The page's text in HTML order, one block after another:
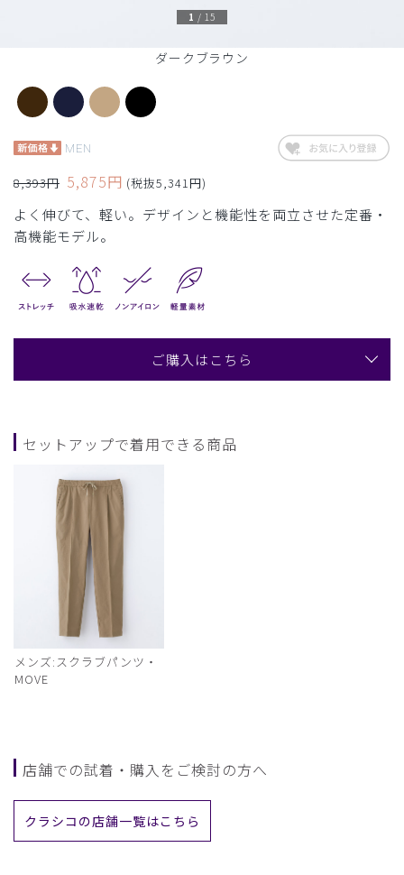
ダークブラウン
1 / 15
MEN
8,393円 5,875円 (税抜5,341円)
よく伸びて、軽い。デザインと機能性を両立させた定番・
高機能モデル。
ご購入はこちら
セットアップで着用できる商品
メンズ:スクラブパンツ・
MOVE
店舗での試着・購入をご検討の方へ
クラシコの店舗一覧はこちら